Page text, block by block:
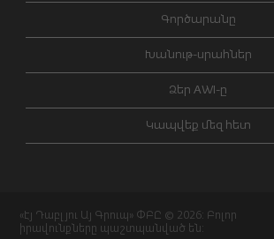
Գործարանը
Խանութ-սրահներ
Ձեր AWI-ը
Կապվեք մեզ հետ
«Էյ Դաբլյու Այ Գրուպ» ՓԲԸ © 2026: Բոլոր
իրավունքները պաշտպանված են: